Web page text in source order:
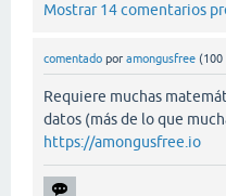
Mostrar 14 comentarios
comentado por amongusfree (100
Requiere muchas
datos (más de lo que
https://amongusfree.io